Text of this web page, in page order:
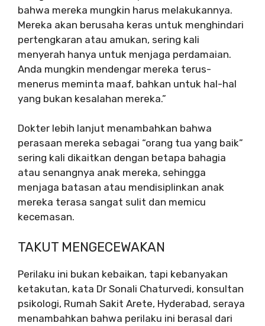
bahwa mereka mungkin harus melakukannya.
Mereka akan berusaha keras untuk menghindari
pertengkaran atau amukan, sering kali
menyerah hanya untuk menjaga perdamaian.
Anda mungkin mendengar mereka terus-
menerus meminta maaf, bahkan untuk hal-hal
yang bukan kesalahan mereka.”
Dokter lebih lanjut menambahkan bahwa
perasaan mereka sebagai “orang tua yang baik”
sering kali dikaitkan dengan betapa bahagia
atau senangnya anak mereka, sehingga
menjaga batasan atau mendisiplinkan anak
mereka terasa sangat sulit dan memicu
kecemasan.
TAKUT MENGECEWAKAN
Perilaku ini bukan kebaikan, tapi kebanyakan
ketakutan, kata Dr Sonali Chaturvedi, konsultan
psikologi, Rumah Sakit Arete, Hyderabad, seraya
menambahkan bahwa perilaku ini berasal dari